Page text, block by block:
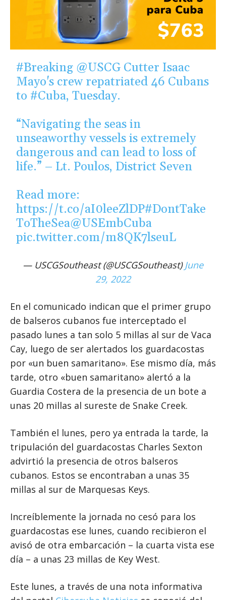
#Breaking @USCG Cutter Isaac
Mayo's crew repatriated 46 Cubans
to #Cuba, Tuesday.
“Navigating the seas in
unseaworthy vessels is extremely
dangerous and can lead to loss of
life.” – Lt. Poulos, District Seven
Read more:
https://t.co/aI0leeZlDP#DontTake
ToTheSea@USEmbCuba
pic.twitter.com/m8QK7lseuL
— USCGSoutheast (@USCGSoutheast) June
29, 2022
En el comunicado indican que el primer grupo
de balseros cubanos fue interceptado el
pasado lunes a tan solo 5 millas al sur de Vaca
Cay, luego de ser alertados los guardacostas
por «un buen samaritano». Ese mismo día, más
tarde, otro «buen samaritano» alertó a la
Guardia Costera de la presencia de un bote a
unas 20 millas al sureste de Snake Creek.
También el lunes, pero ya entrada la tarde, la
tripulación del guardacostas Charles Sexton
advirtió la presencia de otros balseros
cubanos. Estos se encontraban a unas 35
millas al sur de Marquesas Keys.
Increíblemente la jornada no cesó para los
guardacostas ese lunes, cuando recibieron el
avisó de otra embarcación – la cuarta vista ese
día – a unas 23 millas de Key West.
Este lunes, a través de una nota informativa